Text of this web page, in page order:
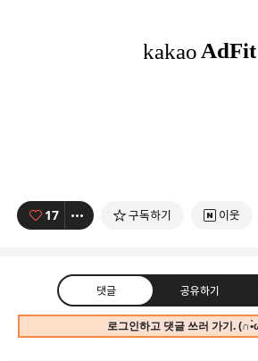
17 구독하기 이웃
댓글 공유하기
로그인하고 댓글 쓰러 가기.